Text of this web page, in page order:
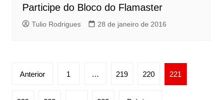
Participe do Bloco do Flamaster
Tulio Rodrigues 28 de janeiro de 2016
Paginação
Anterior 1 … 219 220 221